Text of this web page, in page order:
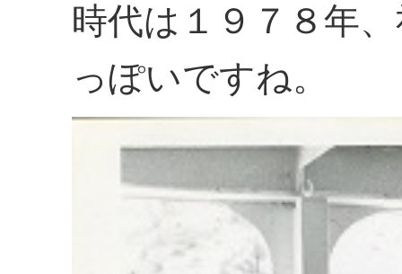
時代は１９７８年
っぽいですね。